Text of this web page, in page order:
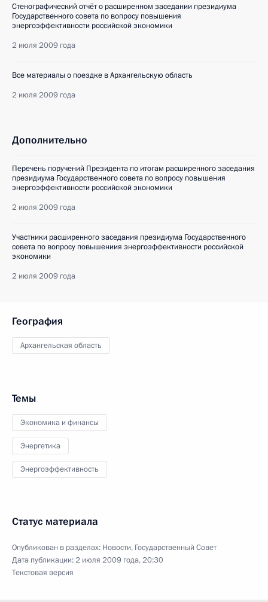
Стенографический отчёт о расширенном заседании президиума
Государственного совета по вопросу повышения
энергоэффективности российской экономики
2 июля 2009 года
Все материалы о поездке в Архангельскую область
2 июля 2009 года
Дополнительно
Перечень поручений Президента по итогам расширенного заседания
президиума Государственного совета по вопросу повышения
энергоэффективности российской экономики
2 июля 2009 года
Участники расширенного заседания президиума Государственного
совета по вопросу повышениия энергоэффективности российской
экономики
2 июля 2009 года
География
Архангельская область
Темы
Экономика и финансы
Энергетика
Энергоэффективность
Статус материала
Опубликован в разделах: Новости, Государственный Совет
Дата публикации:2 июля 2009 года, 20:30
Текстовая версия